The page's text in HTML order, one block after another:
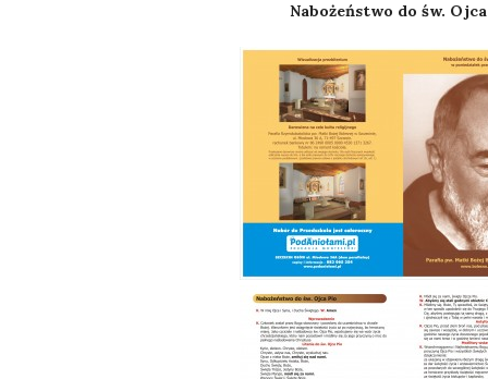
Nabożeństwo do św.